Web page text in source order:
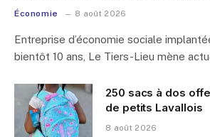
Économie 8 août 2026
Entreprise d’économie sociale
bientôt 10 ans, Le Tiers-Lieu mène
250 sacs à dos
de petits Lavallois
8 août 2026